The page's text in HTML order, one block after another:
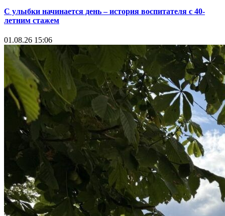
С улыбки начинается день – история воспитателя с 40-
летним стажем
01.08.26 15:06